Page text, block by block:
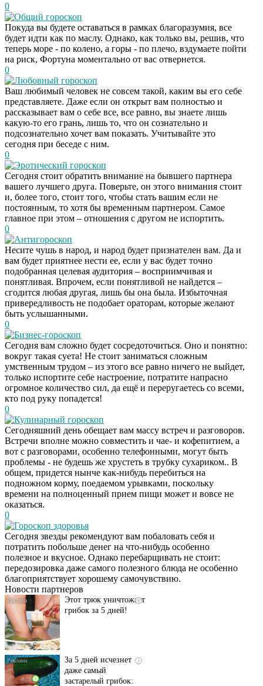
0
Общий гороскоп
Покуда вы будете оставаться в рамках благоразумия, все
будет идти как по маслу. Однако, как только вы, решив, что
теперь море - по колено, а горы - по плечо, вздумаете пойти
на риск, Фортуна моментально от вас отвернется.
0
Любовный гороскоп
Ваш любимый человек не совсем такой, каким вы его себе
представляете. Даже если он открыт вам полностью и
рассказывает вам о себе все, все равно, вы знаете лишь
какую-то его грань, лишь то, что он сознательно и
подсознательно хочет вам показать. Учитывайте это
сегодня при беседе с ним.
0
Эротический гороскоп
Сегодня стоит обратить внимание на бывшего партнера
вашего лучшего друга. Поверьте, он этого внимания стоит
и, более того, стоит того, чтобы стать вашим если не
постоянным, то хотя бы временным партнером. Самое
главное при этом – отношения с другом не испортить.
0
Антигороскоп
Несите чушь в народ, и народ будет признателен вам. Да и
вам будет приятнее нести ее, если у вас будет точно
подобранная целевая аудитория – восприимчивая и
понятливая. Впрочем, если понятливой не найдется –
сгодится любая другая, лишь бы она была. Избыточная
привередливость не подобает ораторам, которые желают
быть услышанными.
0
Бизнес-гороскоп
Сегодня вам сложно будет сосредоточиться. Оно и понятно:
вокруг такая суета! Не стоит заниматься сложным
умственным трудом – из этого все равно ничего не выйдет,
только испортите себе настроение, потратите напрасно
огромное количество сил, да ещё и переругаетесь со всеми,
кто под руку попадется!
0
Кулинарный гороскоп
Сегодняшний день обещает вам массу встреч и разговоров.
Встречи вполне можно совместить и чае- и кофепитием, а
вот с разговорами, особенно телефонными, могут быть
проблемы - не будешь же хрустеть в трубку сухариком.. В
общем, придется нынче как-нибудь перебиться на
подножном корму, поедаемом урывками, поскольку
времени на полноценный прием пищи может и вовсе не
оказаться.
0
Гороскоп здоровья
Сегодня звезды рекомендуют вам побаловать себя и
потратить побольше денег на что-нибудь особенно
полезное и вкусное. Однако перебарщивать не стоит:
передозировка даже самого полезного блюда не особенно
благоприятствует хорошему самочувствию.
Новости партнеров
i
Даже самый
запущенный грибок
исчезнет с корнем,
если перед сном…
i
Этот трюк уничтожает
грибок за 5 дней!
i
За 5 дней исчезнет
даже самый
застарелый грибок: